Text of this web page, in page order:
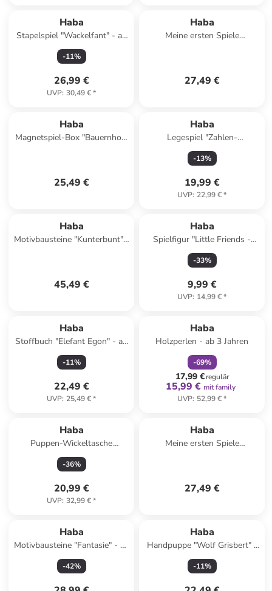
Haba
Stapelspiel "Wackelfant" - ab
2 Jahren
-11%
26,99 €
UVP: 30,49 €*
Haba
Meine ersten Spiele
27,49 €
Haba
Magnetspiel-Box "Bauernhof"
25,49 €
Haba
Legespiel "Zahlen-
Bauernhof"- ab 2 Jahren
-13%
19,99 €
UVP: 22,99 €*
Haba
Motivbausteine "Kunterbunt" -
45,49 €
Haba
Spielfigur "Little Friends -
Puppe Opa Kurt" - ab 3
Jahren
-33%
9,99 €
UVP: 14,99 €*
Haba
Stoffbuch "Elefant Egon" - ab
6 Monaten
-11%
22,49 €
UVP: 25,49 €*
Haba
Holzperlen - ab 3 Jahren
-69%
17,99 €regulär
15,99 € mit family
UVP: 52,99 €*
Haba
Puppen-Wickeltasche
"Sommerwiese" - ab 18
Monaten
-36%
20,99 €
UVP: 32,99 €*
Haba
Meine ersten Spiele
27,49 €
Haba
Motivbausteine "Fantasie" - ab
2 Jahren
-42%
Haba
Handpuppe "Wolf Grisbert" -
ab 18 Monaten
-11%